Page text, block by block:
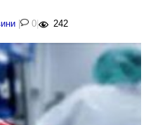
| 0 | 242